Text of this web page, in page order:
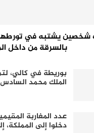
شخصين يشتبه في
بالسرقة من داخل
بوريطة في كالي،
الملك محمد
عدد المغاربة
دخلوا إلى المملكة، إلى